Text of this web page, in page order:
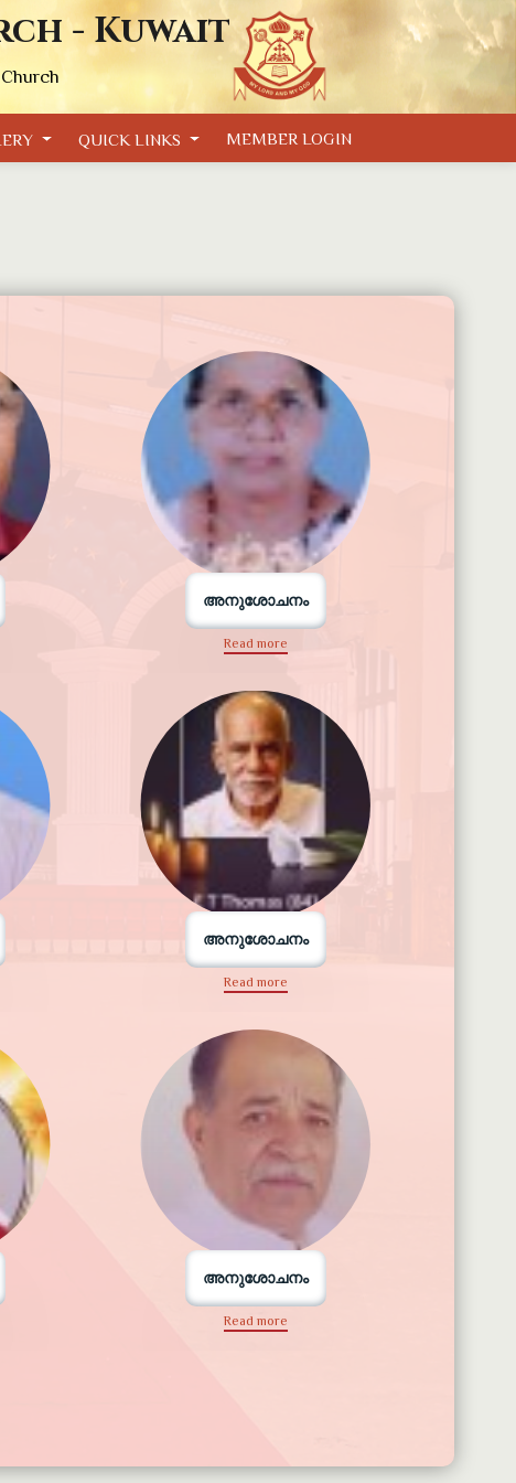
- Kuwait
QUICK LINKS MEMBER LOGIN
അനുശോചനം
Read more
അനുശോചനം
Read more
അനുശോചനം
Read more